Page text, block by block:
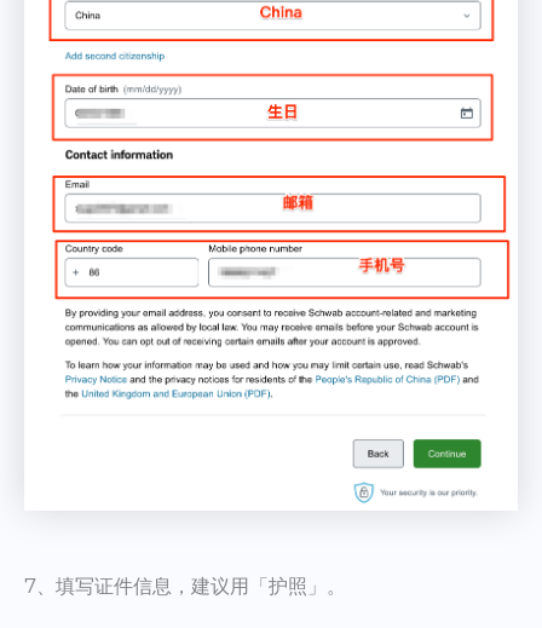
7、填写证件信息，建议用「护照」。